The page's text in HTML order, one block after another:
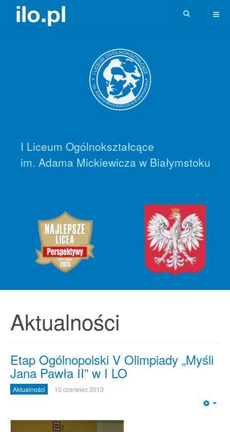
I Liceum Ogólnokształcące
im. Adama Mickiewicza w Białymstoku
Aktualności
Etap Ogólnopolski V Olimpiady „Myśli
Jana Pawła II” w I LO
Aktualności 10 czerwiec 2013